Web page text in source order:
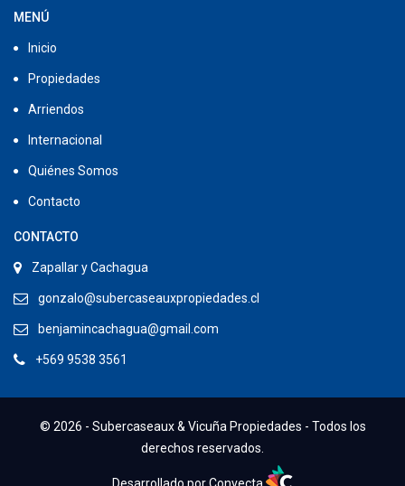
MENÚ
Inicio
Propiedades
Arriendos
Internacional
Quiénes Somos
Contacto
CONTACTO
Zapallar y Cachagua
gonzalo@subercaseauxpropiedades.cl
benjamincachagua@gmail.com
+569 9538 3561
© 2026 - Subercaseaux & Vicuña Propiedades - Todos los
derechos reservados.